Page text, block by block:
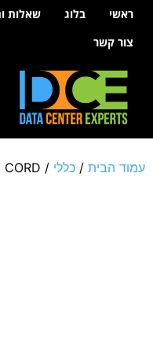
לתוכןראשי בלוג שאלות
צור קשר
עמוד הבית / כללי / RACK PDU,SWITCHED,ZEROU,12.5KW,208V,(21)C13&(3)C19,3' CORD